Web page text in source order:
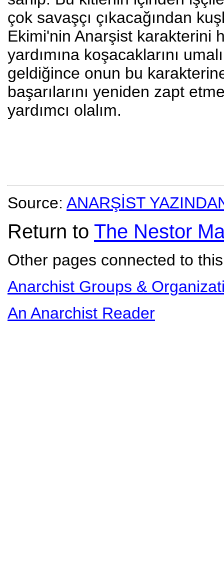
çok savaşçı çıkacağından
Ekimi'nin Anarşist karakterini
yardımına koşacaklarını
geldiğince onun bu
başarılarını yeniden zapt
yardımcı olalım.
Source: ANARŞİST
Return to The Nestor
Other pages connected to
Anarchist Groups &
An Anarchist Reader